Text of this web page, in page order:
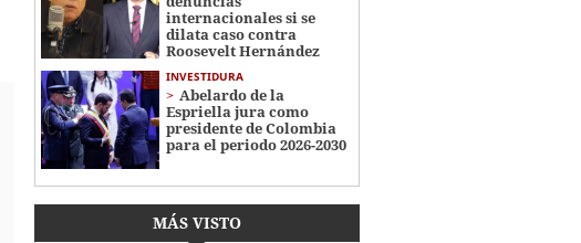
internacionales si se
dilata caso contra
Roosevelt Hernández
INVESTIDURA
Abelardo de la
Espriella jura como
presidente de Colombia
para el periodo 2026-2030
MÁS VISTO